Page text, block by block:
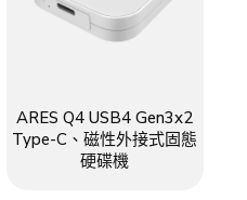
ARES Q4 USB4 Gen3x2
Type-C、磁性外接式固態
硬碟機